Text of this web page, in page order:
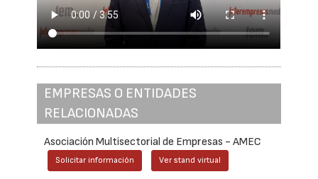
EMPRESAS O ENTIDADES
RELACIONADAS
Asociación Multisectorial de Empresas - AMEC
Solicitar información Ver stand virtual